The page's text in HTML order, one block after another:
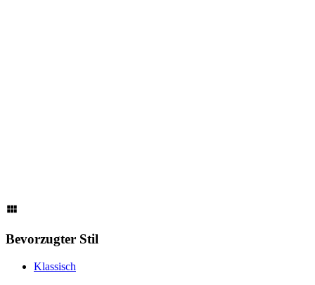
Bevorzugter Stil
Klassisch